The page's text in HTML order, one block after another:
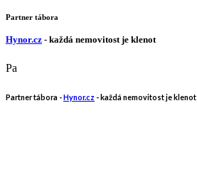
Partner tábora
Hynor.cz - každá nemovitost je klenot
Pa
Partner tábora -Hynor.cz - každá nemovitost je klenot